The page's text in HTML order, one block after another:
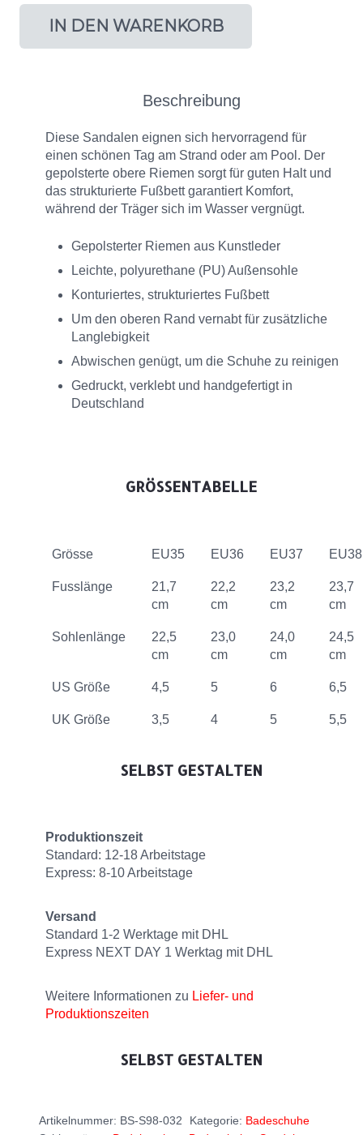
IN DEN WARENKORB
Beschreibung
Diese Sandalen eignen sich hervorragend für
einen schönen Tag am Strand oder am Pool. Der
gepolsterte obere Riemen sorgt für guten Halt und
das strukturierte Fußbett garantiert Komfort,
während der Träger sich im Wasser vergnügt.
Gepolsterter Riemen aus Kunstleder
Leichte, polyurethane (PU) Außensohle
Konturiertes, strukturiertes Fußbett
Um den oberen Rand vernabt für zusätzliche
Langlebigkeit
Abwischen genügt, um die Schuhe zu reinigen
Gedruckt, verklebt und handgefertigt in
Deutschland
GRÖSSENTABELLE
Grösse EU35 EU36 EU37 EU38
Fusslänge
21,7
cm
22,2
cm
23,2
cm
23,7
cm
Sohlenlänge
22,5
cm
23,0
cm
24,0
cm
24,5
cm
US Größe 4,5 5 6 6,5
UK Größe 3,5 4 5 5,5
SELBST GESTALTEN
Produktionszeit
Standard: 12-18 Arbeitstage
Express: 8-10 Arbeitstage
Versand
Standard 1-2 Werktage mit DHL
Express NEXT DAY 1 Werktag mit DHL
Weitere Informationen zu Liefer- und
Produktionszeiten
SELBST GESTALTEN
Artikelnummer: BS-S98-032 Kategorie: Badeschuhe